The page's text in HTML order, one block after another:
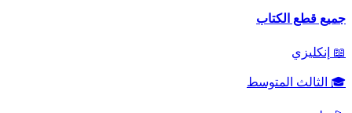
جميع قطع الكتاب
📖 إنكليزي
🎓 الثالث المتوسط